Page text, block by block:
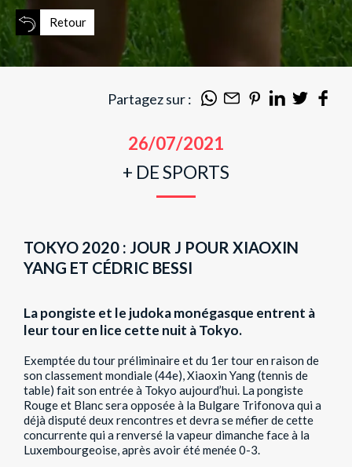
Retour
Partagez sur :
26/07/2021
+ DE SPORTS
TOKYO 2020 : JOUR J POUR XIAOXIN
YANG ET CÉDRIC BESSI
La pongiste et le judoka monégasque entrent à
leur tour en lice cette nuit à Tokyo.
Exemptée du tour préliminaire et du 1er tour en raison de
son classement mondiale (44e), Xiaoxin Yang (tennis de
table) fait son entrée à Tokyo aujourd’hui. La pongiste
Rouge et Blanc sera opposée à la Bulgare Trifonova qui a
déjà disputé deux rencontres et devra se méfier de cette
concurrente qui a renversé la vapeur dimanche face à la
Luxembourgeoise, après avoir été menée 0-3.